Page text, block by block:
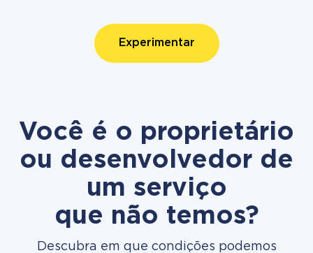
Experimentar
Você é o proprietário
ou desenvolvedor de
um serviço
que não temos?
Descubra em que condições podemos